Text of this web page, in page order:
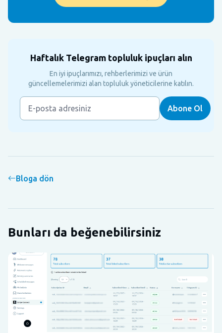
Haftalık Telegram topluluk ipuçları alın
En iyi ipuçlarımızı, rehberlerimizi ve ürün
güncellemelerimizi alan topluluk yöneticilerine katılın.
Bloga dön
Bunları da beğenebilirsiniz